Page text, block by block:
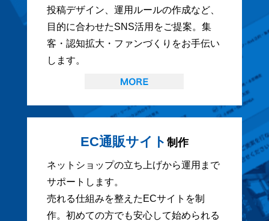
投稿デザイン、運用ルールの作成など、
目的に合わせたSNS活用をご提案。集
客・認知拡大・ファンづくりをお手伝い
します。
EC通販サイト 制作
ネットショップの立ち上げから運用まで
サポートします。
売れる仕組みを整えたECサイトを制
作。初めての方でも安心して始められる